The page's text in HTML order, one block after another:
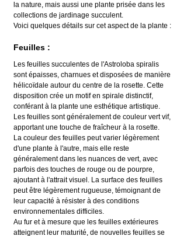
la nature, mais aussi une plante prisée dans les
collections de jardinage succulent.
Voici quelques détails sur cet aspect de la plante :
Feuilles :
Les feuilles succulentes de l'Astroloba spiralis
sont épaisses, charnues et disposées de manière
hélicoïdale autour du centre de la rosette. Cette
disposition crée un motif en spirale distinctif,
conférant à la plante une esthétique artistique.
Les feuilles sont généralement de couleur vert vif,
apportant une touche de fraîcheur à la rosette.
La couleur des feuilles peut varier légèrement
d'une plante à l'autre, mais elle reste
généralement dans les nuances de vert, avec
parfois des touches de rouge ou de pourpre,
ajoutant à l'attrait visuel. La surface des feuilles
peut être légèrement rugueuse, témoignant de
leur capacité à résister à des conditions
environnementales difficiles.
Au fur et à mesure que les feuilles extérieures
atteignent leur maturité, de nouvelles feuilles se